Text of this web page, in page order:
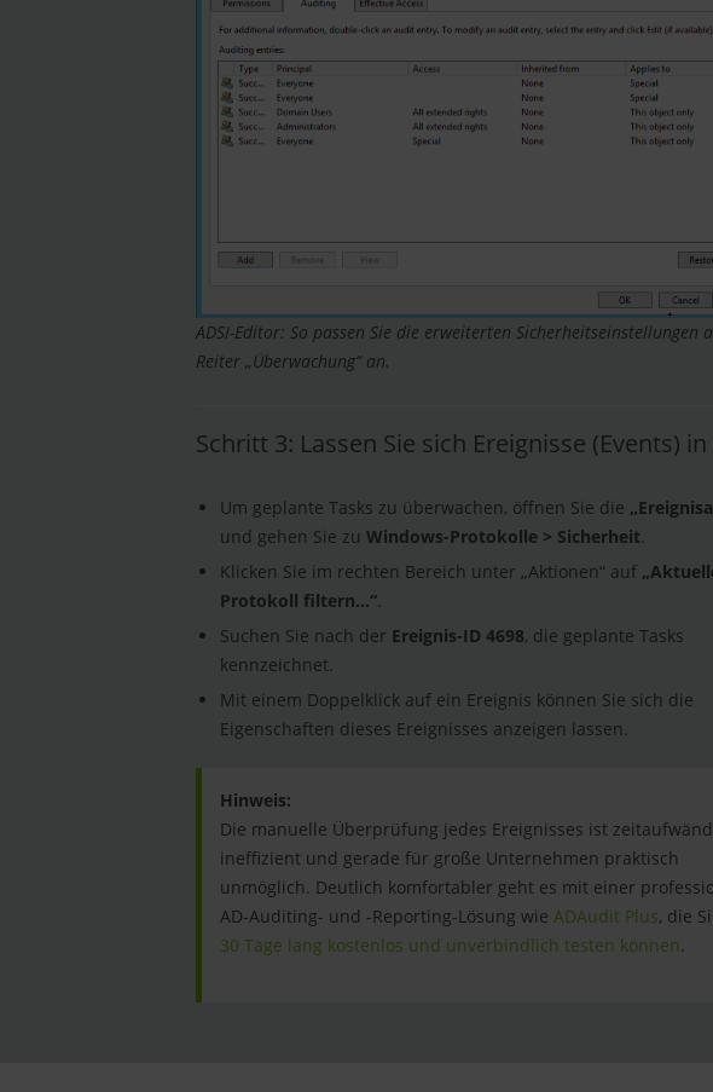
ADSI-Editor: So passen Sie die erweiterten Sicherheitseinstellungen
Reiter „Überwachung“ an.
Schritt 3: Lassen Sie sich Ereignisse (Events)
Um geplante Tasks zu überwachen, öffnen Sie die
und gehen Sie zu Windows-Protokolle > Sicherheit.
Klicken Sie im rechten Bereich unter „Aktionen“ auf
Protokoll filtern…“.
Suchen Sie nach der Ereignis-ID 4698, die geplante Tasks
kennzeichnet.
Mit einem Doppelklick auf ein Ereignis können Sie sich die
Eigenschaften dieses Ereignisses anzeigen lassen.
Hinweis:
Die manuelle Überprüfung jedes Ereignisses ist
ineffizient und gerade für große Unternehmen praktisch
unmöglich. Deutlich komfortabler geht es mit einer
AD-Auditing- und -Reporting-Lösung wie ADAudit Plus, die
30 Tage lang kostenlos und unverbindlich testen können.